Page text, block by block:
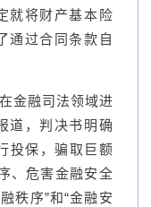
就将财产基本险
通过合同条款自
金融司法领域进
道，判决书明确
投保，骗取巨额
、危害金融安全
秩序”和“金融安